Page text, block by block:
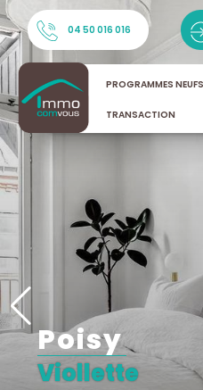
PROGRAMMES NEUFS
TRANSACTION
04 50 016 016
poisy
viollette